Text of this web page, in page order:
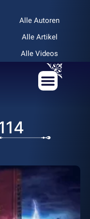
Alle Autoren
Alle Artikel
Alle Videos